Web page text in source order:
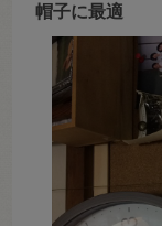
帽子に最適